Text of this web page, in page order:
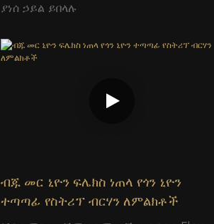
ያነሰ ኃይል ይበላሉ
ብጁ መር ኒዮን ፍሌክስ ነጠላ የጎን ኒዮን
ተጣጣፊ የስትሪፕ ብርሃን ለምልክቶች